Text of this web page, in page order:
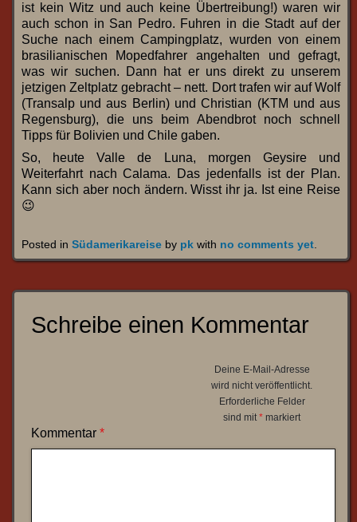
ist kein Witz und auch keine Übertreibung!) waren wir
auch schon in San Pedro. Fuhren in die Stadt auf der
Suche nach einem Campingplatz, wurden von einem
brasilianischen Mopedfahrer angehalten und gefragt,
was wir suchen. Dann hat er uns direkt zu unserem
jetzigen Zeltplatz gebracht – nett. Dort trafen wir auf Wolf
(Transalp und aus Berlin) und Christian (KTM und aus
Regensburg), die uns beim Abendbrot noch schnell
Tipps für Bolivien und Chile gaben.
So, heute Valle de Luna, morgen Geysire und
Weiterfahrt nach Calama. Das jedenfalls ist der Plan.
Kann sich aber noch ändern. Wisst ihr ja. Ist eine Reise
😉
Posted in Südamerikareiseby pkwith no comments yet.
Schreibe einen Kommentar
Deine E-Mail-Adresse
wird nicht veröffentlicht.
Erforderliche Felder
sind mit* markiert
Kommentar *